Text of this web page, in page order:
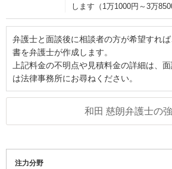
します（1万1000円～3万
弁護士と面談後に相談者の方が希望すれ
書を弁護士が作成します。
上記料金の不明点や見積料金の詳細は、
は法律事務所にお尋ねください。
和田 慈朗弁護士の
注力分野